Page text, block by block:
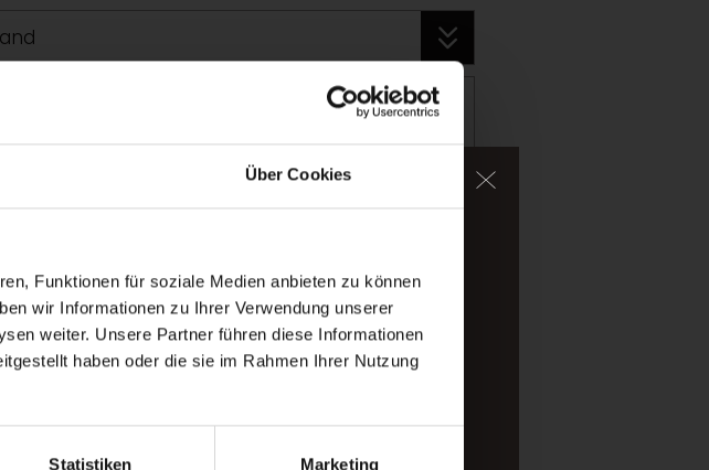
Über Cookies
Funktionen für soziale Medien anbieten zu können
wir Informationen zu Ihrer Verwendung unserer
weiter. Unsere Partner führen diese Informationen
haben oder die sie im Rahmen Ihrer Nutzung
Statistiken Marketing
usw.)
Blick auf die hochalpine Bergwelt des
als ankommen.